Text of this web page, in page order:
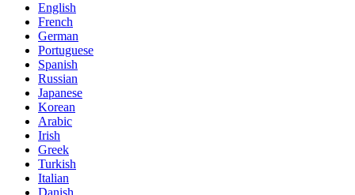
English
French
German
Portuguese
Spanish
Russian
Japanese
Korean
Arabic
Irish
Greek
Turkish
Italian